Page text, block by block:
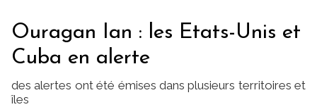
Ouragan Ian : les Etats-Unis et
Cuba en alerte
des alertes ont été émises dans plusieurs territoires et
îles